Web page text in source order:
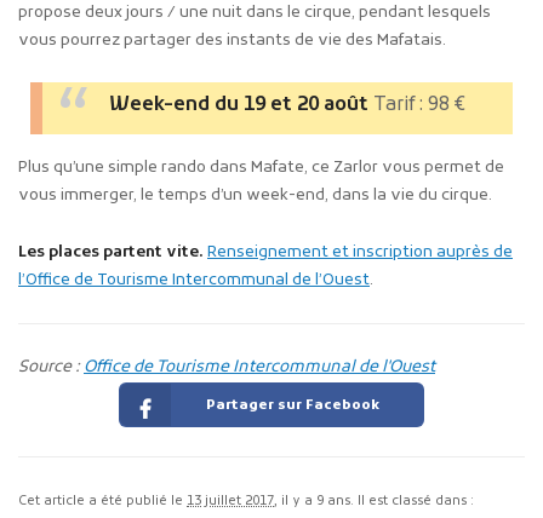
propose deux jours / une nuit dans le cirque, pendant lesquels
vous pourrez partager des instants de vie des Mafatais.
Week-end du 19 et 20 août Tarif : 98 €
Plus qu’une simple rando dans Mafate, ce Zarlor vous permet de
vous immerger, le temps d’un week-end, dans la vie du cirque.
Les places partent vite. Renseignement et inscription auprès de
l’Office de Tourisme Intercommunal de l’Ouest.
Source :Office de Tourisme Intercommunal de l'Ouest
Partager sur Facebook
Cet article a été publié le 13 juillet 2017, il y a 9 ans. Il est classé dans :